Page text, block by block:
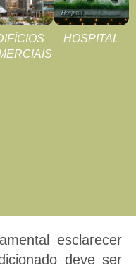
HOSPITAL
esclarecer
deve ser